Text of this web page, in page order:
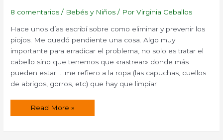
8 comentarios / Bebés y Niños / PorVirginia Ceballos
Hace unos días escribí sobre como eliminar y prevenir los
piojos. Me quedó pendiente una cosa. Algo muy
importante para erradicar el problema, no solo es tratar el
cabello sino que tenemos que «rastrear» donde más
pueden estar … me refiero a la ropa (las capuchas, cuellos
de abrigos, gorros, etc) que hay que limpiar
Limpiar
los
Read More »